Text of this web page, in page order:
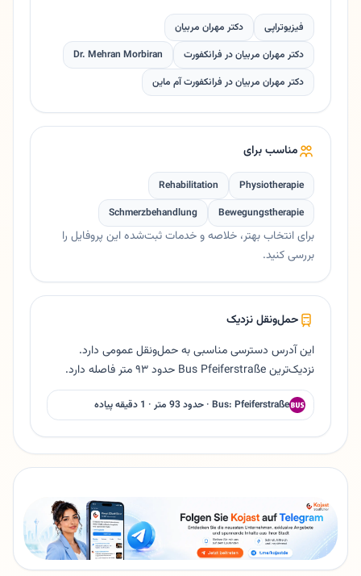
فیزیوتراپی
دکتر مهران مربیان
دکتر مهران مربیان در فرانکفورت
Dr. Mehran Morbiran
دکتر مهران مربیان در فرانکفورت آم ماین
مناسب برای
Physiotherapie
Rehabilitation
Bewegungstherapie
Schmerzbehandlung
برای انتخاب بهتر، خلاصه و خدمات ثبت‌شده این پروفایل را
بررسی کنید.
حمل‌ونقل نزدیک
این آدرس دسترسی مناسبی به حمل‌ونقل عمومی دارد.
نزدیک‌ترین Bus Pfeiferstraße حدود ۹۳ متر فاصله دارد.
Bus: Pfeiferstraße · حدود 93 متر · 1 دقیقه پیاده